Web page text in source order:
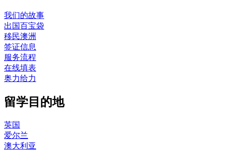
我们的故事
出国百宝袋
移民澳洲
签证信息
服务流程
在线填表
奥力给力
留学目的地
英国
爱尔兰
澳大利亚